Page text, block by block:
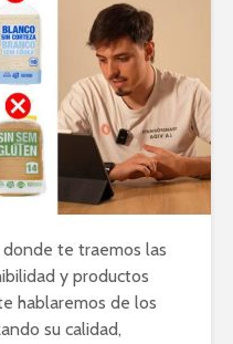
donde te traemos las
y productos
hablaremos de los
su calidad,